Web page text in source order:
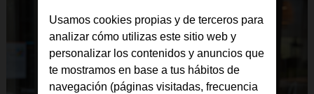
Usamos cookies propias y de terceros para
analizar cómo utilizas este sitio web y
personalizar los contenidos y anuncios que
te mostramos en base a tus hábitos de
navegación (páginas visitadas, frecuencia